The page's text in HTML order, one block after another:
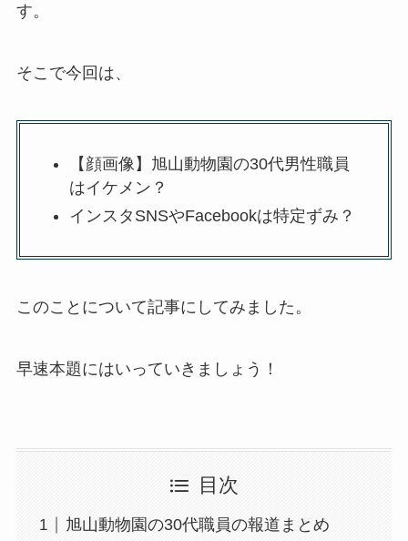
す。
そこで今回は、
【顔画像】旭山動物園の30代男性職員
はイケメン？
インスタSNSやFacebookは特定ずみ？
このことについて記事にしてみました。
早速本題にはいっていきましょう！
目次
旭山動物園の30代職員の報道まとめ